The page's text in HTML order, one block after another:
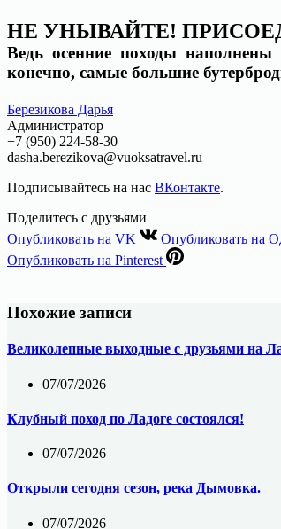
НЕ УНЫВАЙТЕ!
Ведь осенние походы
конечно, самые большие
Березикова Дарья
Администратор
+7 (950) 224-58-30
dasha.berezikova@vuoksatravel.ru
Подписывайтесь на нас ВКонтакте.
Поделитесь с друзьями
Опубликовать на VK
Опубликовать на
Опубликовать на Pinterest
Похожие записи
Великолепные выходные с друзьями на
07/07/2026
Клубный поход по Ладоге состоялся!
07/07/2026
Открыли сегодня сезон, река Дымовка.
07/07/2026